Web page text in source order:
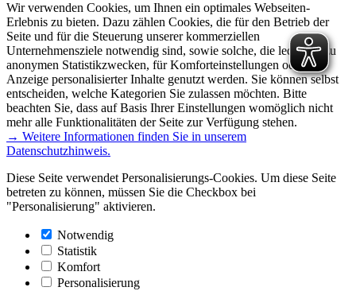
Wir verwenden Cookies, um Ihnen ein optimales Webseiten-
Erlebnis zu bieten. Dazu zählen Cookies, die für den Betrieb der
Seite und für die Steuerung unserer kommerziellen
Unternehmensziele notwendig sind, sowie solche, die lediglich zu
anonymen Statistikzwecken, für Komforteinstellungen oder zur
Anzeige personalisierter Inhalte genutzt werden. Sie können selbst
entscheiden, welche Kategorien Sie zulassen möchten. Bitte
beachten Sie, dass auf Basis Ihrer Einstellungen womöglich nicht
mehr alle Funktionalitäten der Seite zur Verfügung stehen.
→ Weitere Informationen finden Sie in unserem
Datenschutzhinweis.
Diese Seite verwendet Personalisierungs-Cookies. Um diese Seite
betreten zu können, müssen Sie die Checkbox bei
"Personalisierung" aktivieren.
Notwendig
Statistik
Komfort
Personalisierung